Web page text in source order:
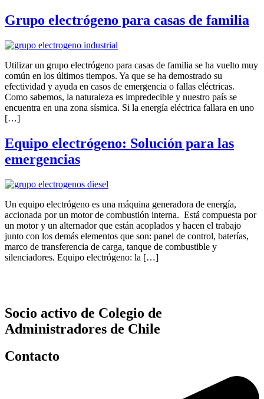
Grupo electrógeno para casas de familia
Utilizar un grupo electrógeno para casas de familia se ha vuelto muy
común en los últimos tiempos. Ya que se ha demostrado su
efectividad y ayuda en casos de emergencia o fallas eléctricas.
Como sabemos, la naturaleza es impredecible y nuestro país se
encuentra en una zona sísmica. Si la energía eléctrica fallara en uno
[…]
Equipo electrógeno: Solución para las
emergencias
Un equipo electrógeno es una máquina generadora de energía,
accionada por un motor de combustión interna. Está compuesta por
un motor y un alternador que están acoplados y hacen el trabajo
junto con los demás elementos que son: panel de control, baterías,
marco de transferencia de carga, tanque de combustible y
silenciadores. Equipo electrógeno: la […]
Socio activo de Colegio de
Administradores de Chile
Contacto